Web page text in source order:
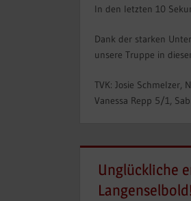
In den letzten 10
Dank der starken
unsere Truppe in
TVK: Josie
Vanessa Repp 5/1,
Unglückliche